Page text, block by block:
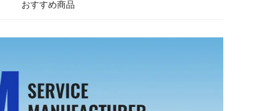
おすすめ商品